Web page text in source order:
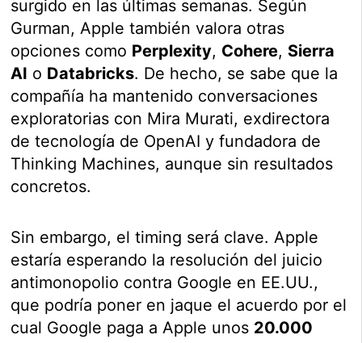
surgido en las últimas semanas. Según
Gurman, Apple también valora otras
opciones como Perplexity, Cohere, Sierra
AI o Databricks. De hecho, se sabe que la
compañía ha mantenido conversaciones
exploratorias con Mira Murati, exdirectora
de tecnología de OpenAI y fundadora de
Thinking Machines, aunque sin resultados
concretos.
Sin embargo, el timing será clave. Apple
estaría esperando la resolución del juicio
antimonopolio contra Google en EE.UU.,
que podría poner en jaque el acuerdo por el
cual Google paga a Apple unos 20.000